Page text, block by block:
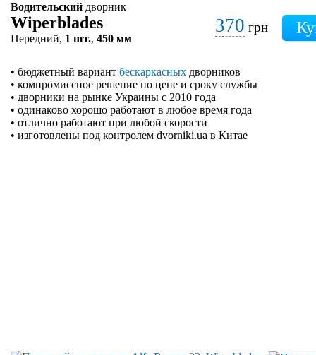
Водительский дворник
Wiperblades
Передний, 1 шт., 450 мм
370 грн
• бюджетный вариант бескаркасных дворников
• компромиссное решение по цене и сроку службы
• дворники на рынке Украины с 2010 года
• одинаково хорошо работают в любое время года
• отлично работают при любой скорости
• изготовлены под контролем dvorniki.ua в Китае